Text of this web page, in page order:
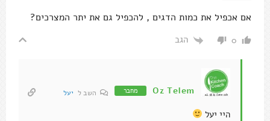
אם אכפיל את כמות הדגים , להכפיל גם את יתר המצרכים?
0 הגב
Oz Telem מחבר השב ל יעל
היי יעל